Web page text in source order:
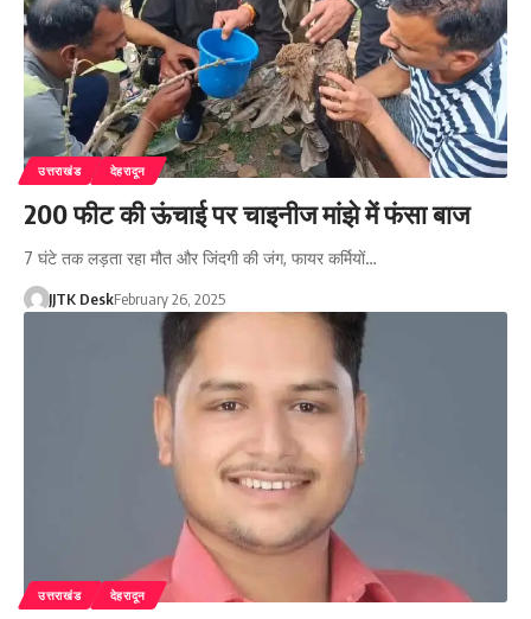
उत्तराखंड देहरादून
200 फीट की ऊंचाई पर चाइनीज मांझे में फंसा बाज
7 घंटे तक लड़ता रहा मौत और जिंदगी की जंग, फायर कर्मियों…
JJTK DeskFebruary 26, 2025
उत्तराखंड देहरादून